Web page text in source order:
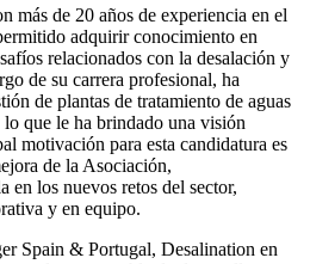
más de 20 años de experiencia en el
adquirir conocimiento en
relacionados con la desalación y
de su carrera profesional, ha
de plantas de tratamiento de aguas
que le ha brindado una visión
motivación para esta candidatura es
de la Asociación,
en los nuevos retos del sector,
y en equipo.
Spain & Portugal, Desalination en